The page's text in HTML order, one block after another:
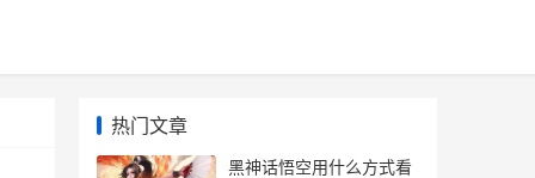
热门文章
黑神话悟空用什么方式看